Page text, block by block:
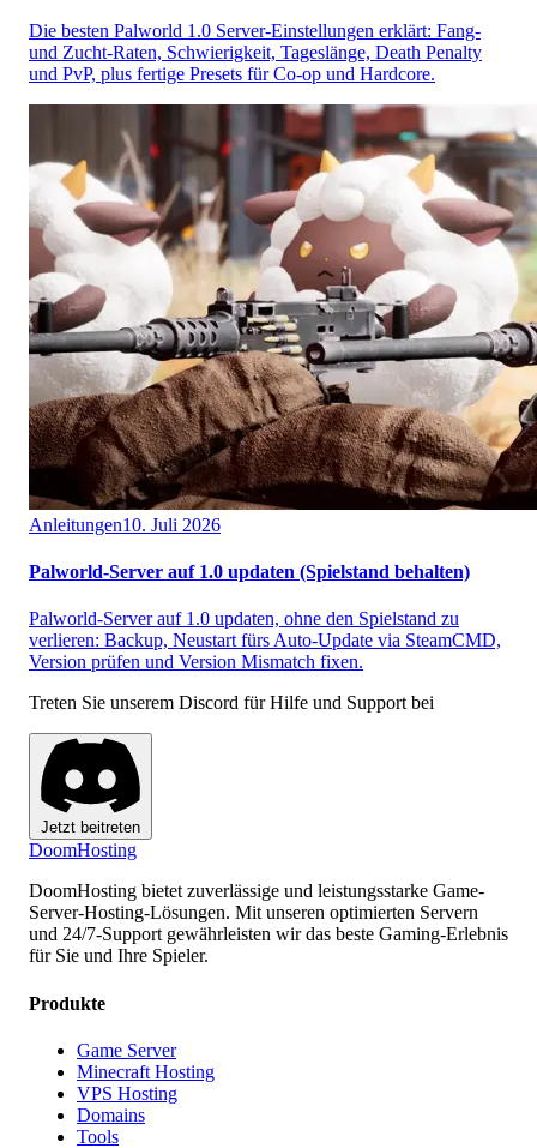
Die besten Palworld 1.0 Server-Einstellungen erklärt: Fang-
und Zucht-Raten, Schwierigkeit, Tageslänge, Death Penalty
und PvP, plus fertige Presets für Co-op und Hardcore.
Anleitungen10. Juli 2026
Palworld-Server auf 1.0 updaten (Spielstand behalten)
Palworld-Server auf 1.0 updaten, ohne den Spielstand zu
verlieren: Backup, Neustart fürs Auto-Update via SteamCMD,
Version prüfen und Version Mismatch fixen.
Treten Sie unserem Discord für Hilfe und Support bei
Jetzt beitreten
DoomHosting
DoomHosting bietet zuverlässige und leistungsstarke Game-
Server-Hosting-Lösungen. Mit unseren optimierten Servern
und 24/7-Support gewährleisten wir das beste Gaming-Erlebnis
für Sie und Ihre Spieler.
Produkte
Game Server
Minecraft Hosting
VPS Hosting
Domains
Tools